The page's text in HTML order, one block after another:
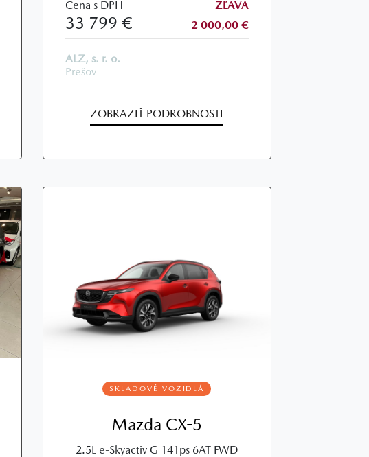
Cena s DPH
33 799 €
ZĽAVA
2 000,00 €
ALZ, s. r. o.
Prešov
ZOBRAZIŤ PODROBNOSTI
SKLADOVÉ VOZIDLÁ
Mazda CX-5
2.5L e‑Skyactiv G 141ps 6AT FWD